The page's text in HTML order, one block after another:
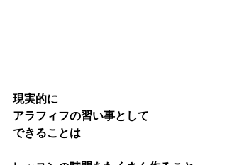
現実的に
アラフィフの習い事として
できることは